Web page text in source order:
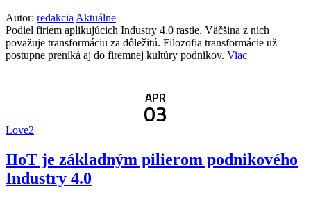
Autor: redakciaAktuálne
Podiel firiem aplikujúcich Industry 4.0 rastie. Väčšina z nich
považuje transformáciu za dôležitú. Filozofia transformácie už
postupne preniká aj do firemnej kultúry podnikov. Viac
APR
03
Love2
IIoT je základným pilierom podnikového
Industry 4.0